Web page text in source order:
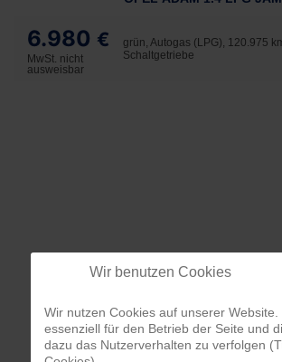
6.980 €
MwSt. nicht
ausweisbar
grün, Autogas (LPG), 120.975
Schaltgetriebe
Wir benutzen Cookies
Wir nutzen Cookies auf unserer Website.
essenziell für den Betrieb der Seite und
dazu das Nutzerverhalten zu verfolgen